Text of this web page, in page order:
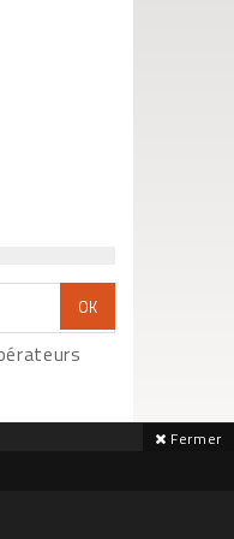
Fermer